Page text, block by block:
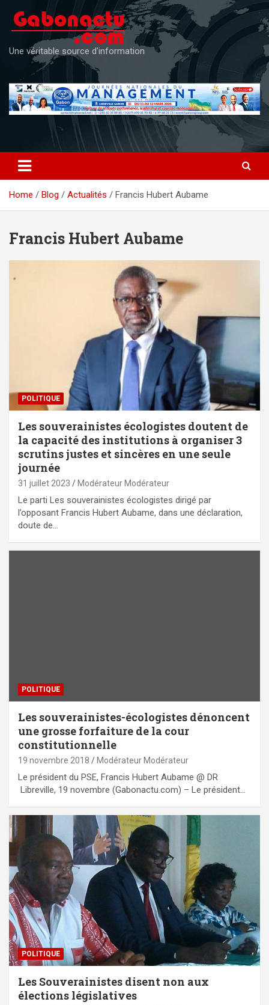
content
Une véritable source d'information
Home Blog Actualités Francis Hubert Aubame
Francis Hubert Aubame
POLITIQUE
Les souverainistes écologistes doutent de
la capacité des institutions à organiser 3
scrutins justes et sincères en une seule
journée
31 juillet 2023 Modérateur Modérateur
Le parti Les souverainistes écologistes dirigé par
l’opposant Francis Hubert Aubame, dans une déclaration,
doute de…
POLITIQUE
Les souverainistes-écologistes dénoncent
une grosse forfaiture de la cour
constitutionnelle
19 novembre 2018 Modérateur Modérateur
Le président du PSE, Francis Hubert Aubame @ DR
Libreville, 19 novembre (Gabonactu.com) – Le président…
POLITIQUE
Les Souverainistes disent non aux
élections législatives